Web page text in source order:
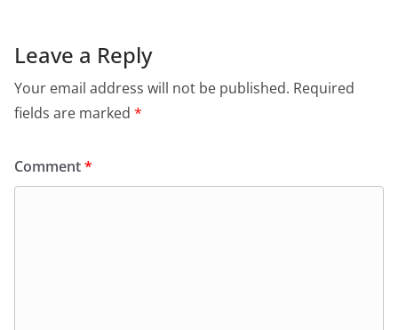
Leave a Reply
Your email address will not be published. Required
fields are marked *
Comment*